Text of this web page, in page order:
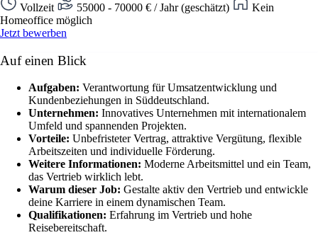
Vollzeit 55000 - 70000 € / Jahr (geschätzt)
Kein
Homeoffice möglich
Jetzt bewerben
Auf einen Blick
Aufgaben: Verantwortung für Umsatzentwicklung und
Kundenbeziehungen in Süddeutschland.
Unternehmen: Innovatives Unternehmen mit internationalem
Umfeld und spannenden Projekten.
Vorteile: Unbefristeter Vertrag, attraktive Vergütung, flexible
Arbeitszeiten und individuelle Förderung.
Weitere Informationen: Moderne Arbeitsmittel und ein Team,
das Vertrieb wirklich lebt.
Warum dieser Job: Gestalte aktiv den Vertrieb und entwickle
deine Karriere in einem dynamischen Team.
Qualifikationen: Erfahrung im Vertrieb und hohe
Reisebereitschaft.